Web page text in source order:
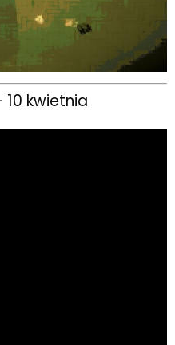
kwietnia